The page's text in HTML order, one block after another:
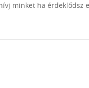
minket ha érdeklődsz